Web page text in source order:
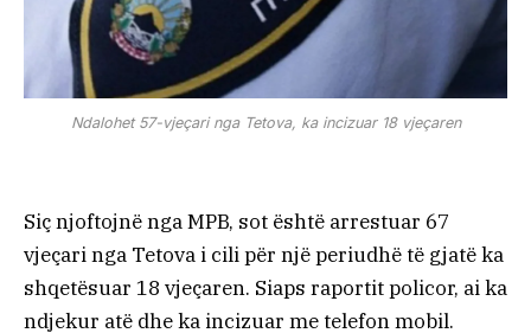
Ndalohet 57-vjeçari nga Tetova, ka incizuar 18 vjeçaren
Siç njoftojnë nga MPB, sot është arrestuar 67
vjeçari nga Tetova i cili për një periudhë të gjatë ka
shqetësuar 18 vjeçaren. Siaps raportit policor, ai ka
ndjekur atë dhe ka incizuar me telefon mobil.